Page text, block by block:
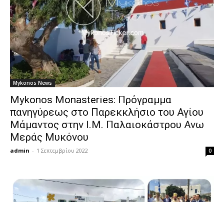
Mykonos News
Mykonos Monasteries: Πρόγραμμα
πανηγύρεως στο Παρεκκλήσιο του Αγίου
Μάμαντος στην Ι.Μ. Παλαιοκάστρου Ανω
Μεράς Μυκόνου
admin - 1 Σεπτεμβρίου 2022 0